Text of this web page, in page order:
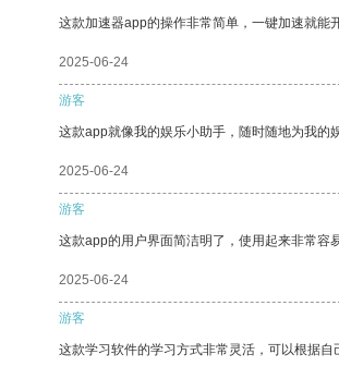
这款加速器app的操作非常简单，一键加速就能
2025-06-24
游客
这款app就像我的娱乐小助手，随时随地为我的
2025-06-24
游客
这款app的用户界面简洁明了，使用起来非常容
2025-06-24
游客
这款学习软件的学习方式非常灵活，可以根据